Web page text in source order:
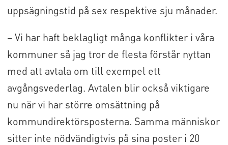
uppsägningstid på sex respektive sju månader.
– Vi har haft beklagligt många konflikter i våra
kommuner så jag tror de flesta förstår nyttan
med att avtala om till exempel ett
avgångsvederlag. Avtalen blir också viktigare
nu när vi har större omsättning på
kommundirektörsposterna. Samma människor
sitter inte nödvändigtvis på sina poster i 20